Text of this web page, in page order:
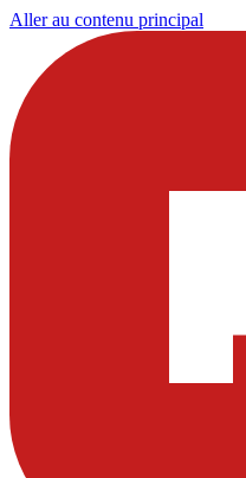
Aller au contenu principal